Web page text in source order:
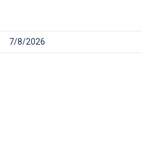
7/8/2026